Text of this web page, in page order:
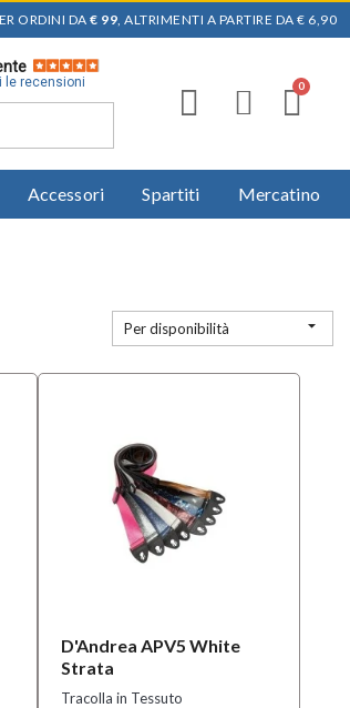
ORDINI DA€ 99, ALTRIMENTI A PARTIRE DA € 6,90
le recensioni
Accessori Spartiti Mercatino
Per disponibilità 
D'Andrea APV5 White
Strata
Tracolla in Tessuto